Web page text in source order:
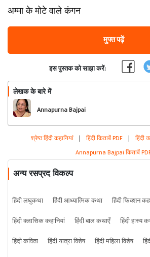
अम्मा के मोटे वाले कंगन
मुफ्त पढ़ें
इस पुस्तक को साझा करें:
लेखक के बारे में
Annapurna Bajpai
श्रेष्ठ हिंदी कहानियां | हिंदी किताबें PDF | हिंदी
Annapurna Bajpai किताबें
अन्य रसप्रद विकल्प
हिंदी लघुकथा हिंदी आध्यात्मिक कथा हिंदी फिक्शन
हिंदी क्लासिक कहानियां
हिंदी बाल कथाएँ हिंदी हास्य
हिंदी कविता
हिंदी यात्रा विशेष हिंदी महिला विशेष